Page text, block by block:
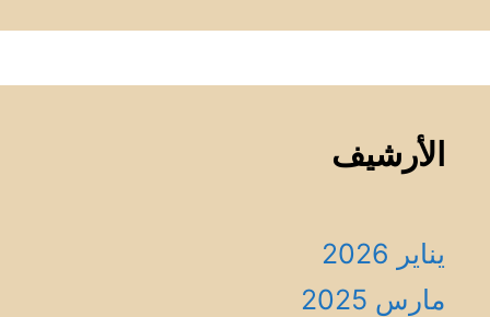
الأرشيف
يناير 2026
مارس 2025